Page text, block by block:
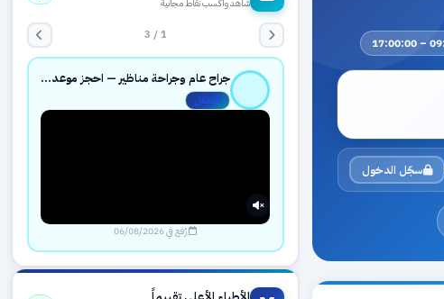
سجّل الدخول
1 / 3
جراح عام وجراحة مناظير — احجز موعدك بثقة عبر حجزك الطبي
الأطباء الأعلى تقييماً 3